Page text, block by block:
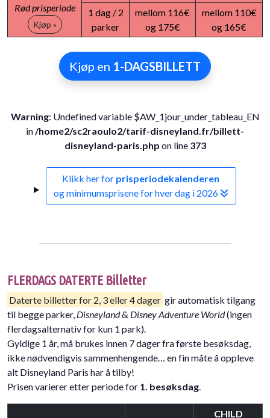
Rød prisperiode
Kjøp »
1 dag / 2
parker
mellom 116€
og 175€
mellom 110€
og 165€
Kjøp en 1-DAGSBILLETT
Warning: Undefined variable $AW_1jour_under_tableau_EN
in/home2/sc2raoulo2/tarif-disneyland.fr/billett-
disneyland-paris.php on line 373
Klikk her for prisperiodekalenderen
og minimumsprisene for hver dag i 2026
FLERDAGS DATERTE Billetter
Daterte billetter for 2, 3 eller 4 dager gir automatisk tilgang
til begge parker, Disneyland& Disney Adventure World(ingen
flerdagsalternativ for kun 1 park).
Gyldige 1 år, må brukes innen 7 dager fra første besøksdag,
ikke nødvendigvis sammenhengende… en fin måte å oppleve
alt Disneyland Paris har å tilby!
Prisen varierer etter periode for 1. besøksdag.
CHILD